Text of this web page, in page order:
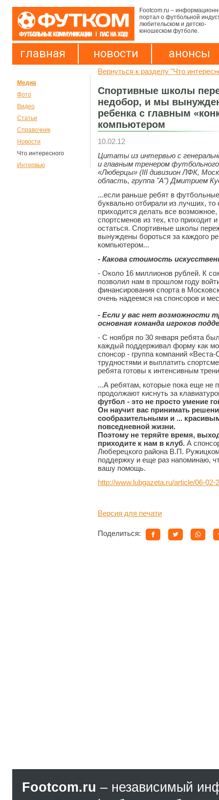
Footcom.ru –
портал о футбольной
любительском и детско-
юношеском футболе.
главная новости анонсы
Медиа
Фото
Видео
Статьи
Справочник
Новости
Что интересного
Интервью
Вернуться к разделу "Что
Спортивные школы
недобор, и мы
ребенка с главным
компьютером
10.02.12
Цитаты из интервью с
и главным тренером футбольного
«Люберцы» (III дивизион ЛФК,
область, группа "А") Дмитрием
...если раньше ребят в
буквально отбирали из лучших, то
приходится делать все
спортсменов из тех, кто приходит
остаться. Спортивные школы
вынуждены бороться за каждого
компьютером...
- Какова стоимость
- Около 16 миллионов рублей. К
позволил нам в прошлом году
финансирования спорта в
очень надеемся на спонсоров и
- Если у вас нет возможности
основная команда игроков
- С ноября по 30 января ребята
каждый поддерживал форму как
спонсор - группа компаний
трудностями и выплатить
ребята готовы к интенсивным
...А ребятам, которые пока еще не
продолжают киснуть за
футбол - это не просто умение
Он научит вас принимать
сообразительными и ...
повседневной жизни.
Поэтому не теряйте время,
приходите к нам в клуб. А
Люберецкого района В.П.
поддержку и еще раз напоминаю,
вашу помощь.
http://www.lubgazeta.ru/article/06-02-
Версия для печати
Поделиться:
Footcom.ru – независимый